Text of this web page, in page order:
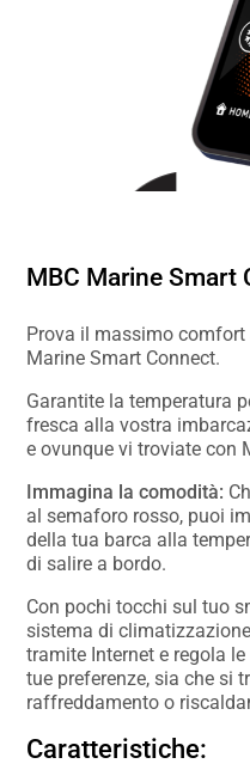
MBC Marine Smart
Prova il massimo
Marine Smart Connect.
Garantite la temperatura
fresca alla vostra
e ovunque vi troviate con
Immagina la comodità:
al semaforo rosso, puoi
della tua barca alla
di salire a bordo.
Con pochi tocchi sul tuo
sistema di
tramite Internet e regola
tue preferenze, sia che si
raffreddamento o
Caratteristiche: